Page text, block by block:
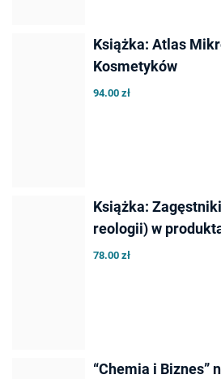
Książka: Atlas
Kosmetyków
94.00 zł
Książka:
reologii) w
78.00 zł
“Chemia i Biznes”